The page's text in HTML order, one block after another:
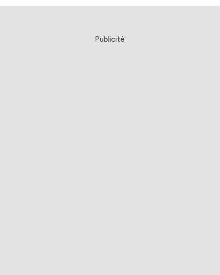
Publicité